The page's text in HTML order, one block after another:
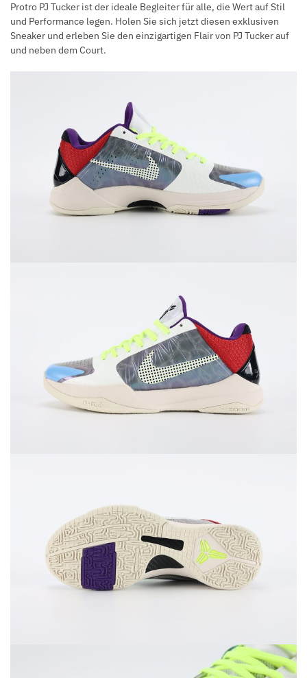
Protro PJ Tucker ist der ideale Begleiter für alle, die Wert auf Stil
und Performance legen. Holen Sie sich jetzt diesen exklusiven
Sneaker und erleben Sie den einzigartigen Flair von PJ Tucker auf
und neben dem Court.